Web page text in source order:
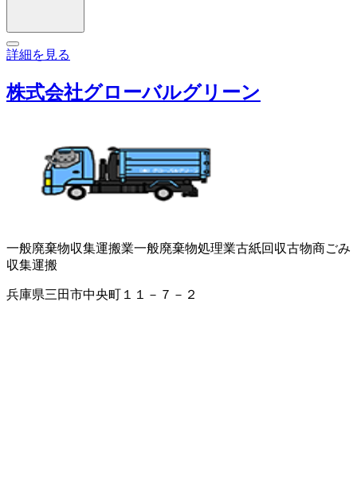
詳細を見る
株式会社グローバルグリーン
一般廃棄物収集運搬業一般廃棄物処理業古紙回収古物商ごみ
収集運搬
兵庫県三田市中央町１１－７－２